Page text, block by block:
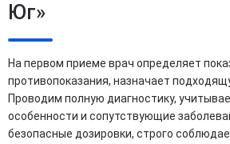
Юг»
На первом приеме врач определяет
противопоказания, назначает
Проводим полную диагностику,
особенности и сопутствующие
безопасные дозировки, строго